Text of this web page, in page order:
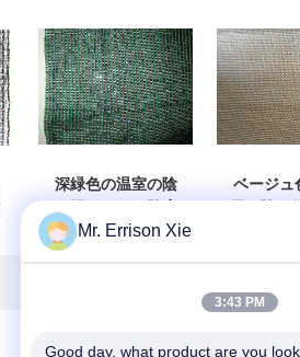
深緑色の温室の陰
の E-125 陰の網
ベージュ
Mr. Errison Xie
3:43 PM
Good day, what product are you